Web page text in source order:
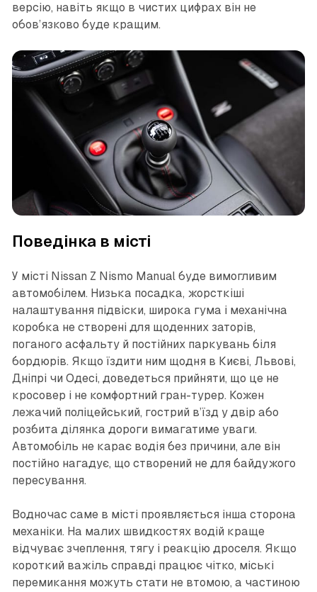
версію, навіть якщо в чистих цифрах він не
обов’язково буде кращим.
Поведінка в місті
У місті Nissan Z Nismo Manual буде вимогливим
автомобілем. Низька посадка, жорсткіші
налаштування підвіски, широка гума і механічна
коробка не створені для щоденних заторів,
поганого асфальту й постійних паркувань біля
бордюрів. Якщо їздити ним щодня в Києві, Львові,
Дніпрі чи Одесі, доведеться прийняти, що це не
кросовер і не комфортний гран-турер. Кожен
лежачий поліцейський, гострий в’їзд у двір або
розбита ділянка дороги вимагатиме уваги.
Автомобіль не карає водія без причини, але він
постійно нагадує, що створений не для байдужого
пересування.
Водночас саме в місті проявляється інша сторона
механіки. На малих швидкостях водій краще
відчуває зчеплення, тягу і реакцію дроселя. Якщо
короткий важіль справді працює чітко, міські
перемикання можуть стати не втомою, а частиною